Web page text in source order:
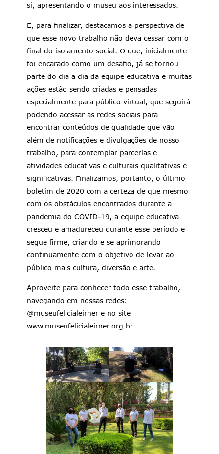
si, apresentando o museu aos interessados.
E, para finalizar, destacamos a perspectiva de
que esse novo trabalho não deva cessar com o
final do isolamento social. O que, inicialmente
foi encarado como um desafio, já se tornou
parte do dia a dia da equipe educativa e muitas
ações estão sendo criadas e pensadas
especialmente para público virtual, que seguirá
podendo acessar as redes sociais para
encontrar conteúdos de qualidade que vão
além de notificações e divulgações de nosso
trabalho, para contemplar parcerias e
atividades educativas e culturais qualitativas e
significativas. Finalizamos, portanto, o último
boletim de 2020 com a certeza de que mesmo
com os obstáculos encontrados durante a
pandemia do COVID-19, a equipe educativa
cresceu e amadureceu durante esse período e
segue firme, criando e se aprimorando
continuamente com o objetivo de levar ao
público mais cultura, diversão e arte.
Aproveite para conhecer todo esse trabalho,
navegando em nossas redes:
@museufelicialeirner e no site
www.museufelicialeirner.org.br.